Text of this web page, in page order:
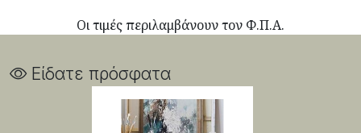
Οι τιμές περιλαμβάνουν τον Φ.Π.Α.
Είδατε πρόσφατα